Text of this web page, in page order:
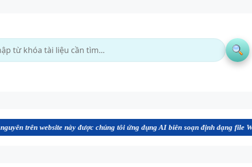
này được chúng tôi ứng dụng AI biên soạn định dạng file Word chất